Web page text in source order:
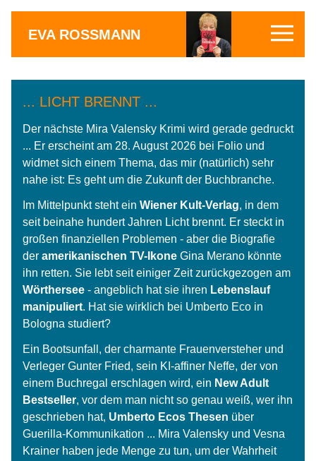
EVA ROSSMANN
... LICHT BRENNT ...
Der nächste Mira Valensky Krimi wird gerade gedruckt
... Er erscheint am 28. August 2026 bei Folio und
widmet sich einem Thema, das mir (natürlich) sehr
nahe ist: Es geht um die Zukunft der Buchbranche.
Im Mittelpunkt steht ein Wiener Kult-Verlag, in dem
seit beinahe hundert Jahren Licht brennt. Er steckt in
großen finanziellen Problemen - aber die Biografie
der amerikanischen TV-Ikone Gina Merano könnte
ihn retten. Sie lebt seit einiger Zeit zurückgezogen am
Wörthersee - angeblich hat sie ihren Lebenslauf
manipuliert. Hat sie wirklich bei Umberto Eco in
Bologna studiert?
Ein Bootsunfall, der charmante Frauenversteher und
Verleger Gunter Fried, sein KI-affiner Neffe, der von
einem Buchregal erschlagen wird, ein New Adult
Bestseller, vor dem man nicht so genau weiß, wer ihn
geschrieben hat, Umberto Ecos Thesen über
Guerilla-Kommunikation ... Mira Valensky und Vesna
Krainer haben jede Menge zu tun, um der Wahrheit